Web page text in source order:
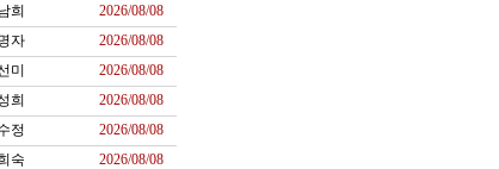
희
2026/08/08
자
2026/08/08
미
2026/08/08
희
2026/08/08
정
2026/08/08
숙
2026/08/08